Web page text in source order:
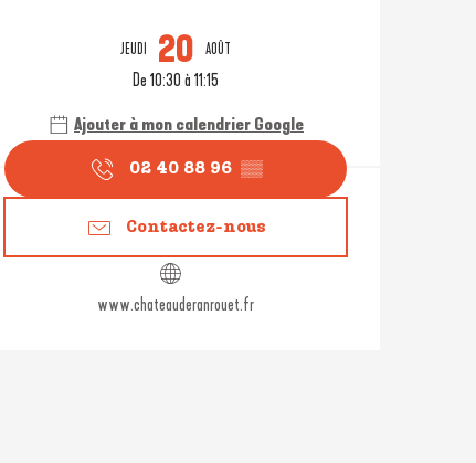
Ouverture et
JEUDI 20 AOÛT
De 10:30 à 11:15
Ajouter à mon calendrier Google
02 40 88 96 ▒▒
Contactez-nous
www.chateauderanrouet.fr